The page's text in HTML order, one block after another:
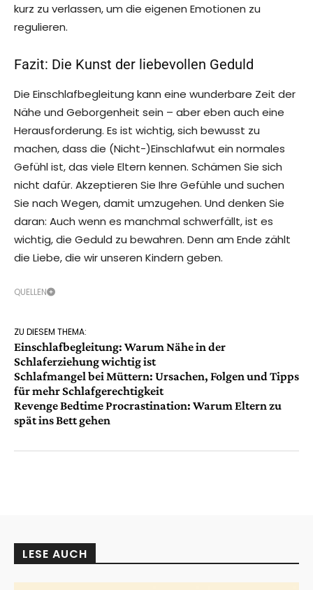
kurz zu verlassen, um die eigenen Emotionen zu
regulieren.
Fazit: Die Kunst der liebevollen Geduld
Die Einschlafbegleitung kann eine wunderbare Zeit der
Nähe und Geborgenheit sein – aber eben auch eine
Herausforderung. Es ist wichtig, sich bewusst zu
machen, dass die (Nicht-)Einschlafwut ein normales
Gefühl ist, das viele Eltern kennen. Schämen Sie sich
nicht dafür. Akzeptieren Sie Ihre Gefühle und suchen
Sie nach Wegen, damit umzugehen. Und denken Sie
daran: Auch wenn es manchmal schwerfällt, ist es
wichtig, die Geduld zu bewahren. Denn am Ende zählt
die Liebe, die wir unseren Kindern geben.
QUELLEN
ZU DIESEM THEMA:
Einschlafbegleitung: Warum Nähe in der
Schlaferziehung wichtig ist
Schlafmangel bei Müttern: Ursachen, Folgen und Tipps
für mehr Schlafgerechtigkeit
Revenge Bedtime Procrastination: Warum Eltern zu
spät ins Bett gehen
LESE AUCH